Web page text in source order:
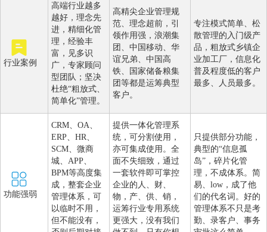
行业案例
高端行业越多
越好，理念先
进，精细化管
理，经验丰
富，见多识
广，专家顾问
型团队；坚决
杜绝“粗放式、
简单化”管理。
高精尖企业管理规
范、理念超前，引
领作用强，浪潮集
团、中国移动、华
谊兄弟、中国高
铁、国家储备粮集
团等都是运筹典型
客户。
专注模式简单、松
散管理的入门级产
品，粗放式乡镇企
业加工厂，信息化
普及程度低的客户
最多、人员最多。
功能强弱
CRM、OA、
ERP、HR、
SCM、微商
城、APP、
BPM等高度集
成，整套企业
管理体系，可
以临时不用，
但不能没有，
提供一体化管理系
统，可分割使用，
亦可集成使用。全
面不失细致，通过
一套软件即可掌控
企业的人、财、
物，产、供、销，
运筹行业专用系统
更强大，没有我们
只提供部分功能，
典型的“信息孤
岛”，碎片化管
理，不成体系。简
易、low，成了他
们的代名词。好的
管理体系不只是考
勤、录客户、事务